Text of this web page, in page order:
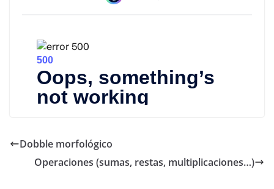
Dobble morfológico
Operaciones (sumas, restas, multiplicaciones…)